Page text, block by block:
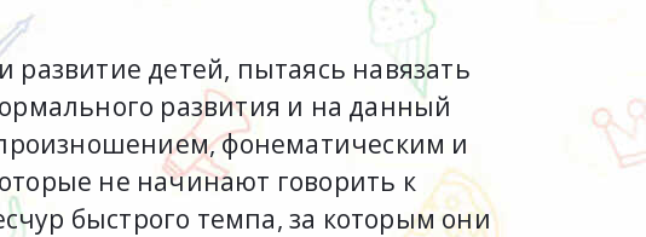
детей, пытаясь навязать
развития и на данный
фонематическим и
не начинают говорить к
быстрого темпа, за которым они